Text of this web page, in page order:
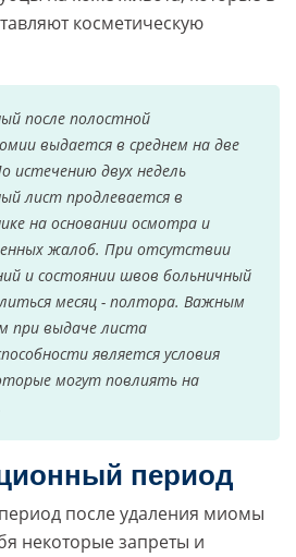
косметическую
после полостной
выдается в среднем на две
истечению двух недель
лист продлевается в
на основании осмотра и
жалоб. При отсутствии
и состоянии швов больничный
месяц - полтора. Важным
при выдаче листа
является условия
могут повлиять на
период
после удаления миомы
некоторые запреты и